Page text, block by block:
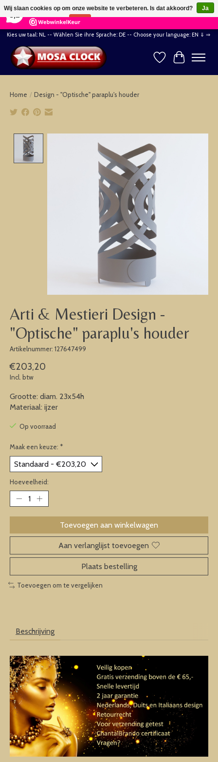
164 Reviews ×
Kies uw taal: NL -- Wählen Sie ihre Sprache: DE -- Choose your language: EN ⇓ ⇒
Verlanglijst
Home / Design - "Optische" paraplu's houder
Arti & Mestieri Design -
"Optische" paraplu's houder
Artikelnummer: 127647499
€203,20
Incl. btw
Grootte: diam. 23x54h
Materiaal: ijzer
Op voorraad
Maak een keuze: *
Hoeveelheid:
Toevoegen aan winkelwagen
Aan verlanglijst toevoegen
Plaats bestelling
Toevoegen om te vergelijken
Beschrijving
Wij slaan cookies op om onze website te verbeteren. Is dat akkoord?
Ja
Nee